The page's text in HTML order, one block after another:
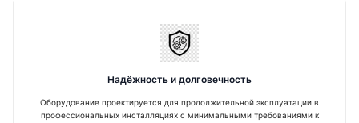
Практичен для объектов, где важны
стабильность, яркость и качество визуальной
Удобен для интеграции в комплексные AV- и
мультимедийные проекты.
Надёжность и долговечность
Оборудование проектируется для продолжительной эксплуатации в
профессиональных инсталляциях с минимальными требованиями к